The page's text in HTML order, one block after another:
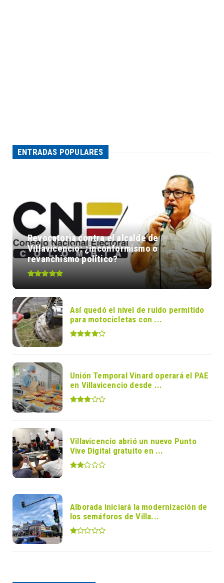
ENTRADAS POPULARES
Revocatoria contra el alcalde de
Villavicencio: ¿inconformismo o
revanchismo político?
Así quedó el nivel de ruido permitido
para motocicletas con ...
Unión Temporal Vinard operará el PAE
en Villavicencio desde ...
Villavicencio abrió un nuevo Punto
Vive Digital gratuito en ...
Alborada iniciará la modernización de
los semáforos de Villa...